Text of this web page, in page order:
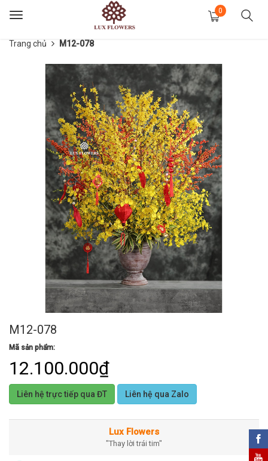
Toggle
0
Trang chủ M12-078
M12-078
Mã sản phẩm:
12.100.000₫
Liên hệ trực tiếp qua ĐT Liên hệ qua Zalo
Lux Flowers
"Thay lời trái tim"